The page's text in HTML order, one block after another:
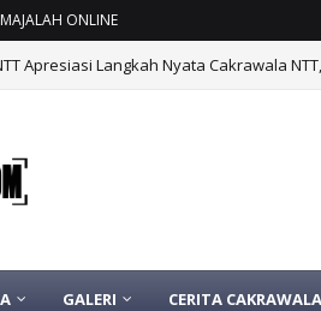
MAJALAH ONLINE
Apresiasi Langkah Nyata Cakrawala
GALERI CERITA CAKRAWALA